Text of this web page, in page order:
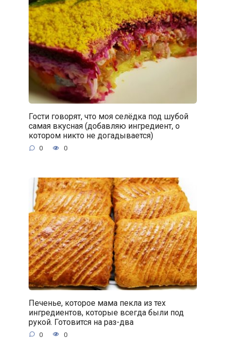
Гости говорят, что моя селёдка под шубой
самая вкусная (добавляю ингредиент, о
котором никто не догадывается)
0 0
Печенье, которое мама пекла из тех
ингредиентов, которые всегда были под
рукой. Готовится на раз-два
0 0